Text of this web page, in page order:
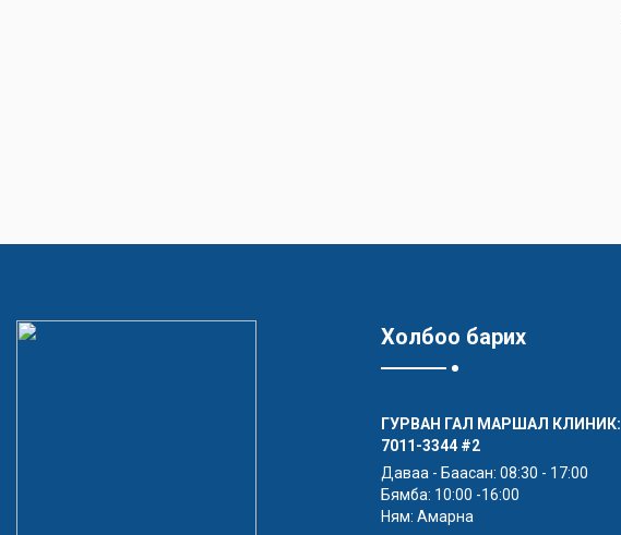
Холбоо барих
ГУРВАН ГАЛ МАРШАЛ КЛИНИК:
7011-3344#2
Даваа - Баасан: 08:30 - 17:00
Бямба: 10:00 -16:00
Ням: Амарна